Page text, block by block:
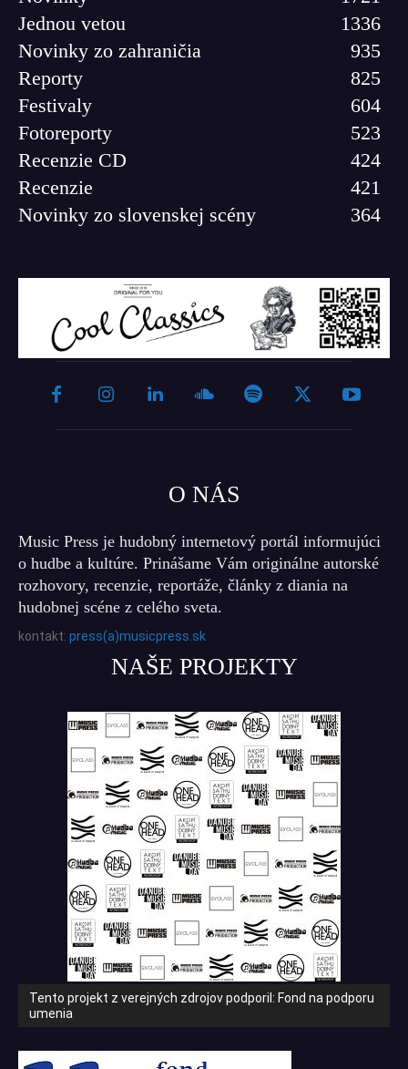
Jednou vetou
1336
Novinky zo zahraničia
935
Reporty
825
Festivaly
604
Fotoreporty
523
Recenzie CD
424
Recenzie
421
Novinky zo slovenskej scény
364
O NÁS
Music Press je hudobný internetový portál informujúci
o hudbe a kultúre. Prinášame Vám originálne autorské
rozhovory, recenzie, reportáže, články z diania na
hudobnej scéne z celého sveta.
kontakt: press(a)musicpress.sk
NAŠE PROJEKTY
Tento projekt z verejných zdrojov podporil: Fond na podporu
umenia